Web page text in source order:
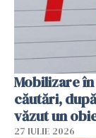
Mobilizare
căutări,
văzut un
27 IULIE 2026